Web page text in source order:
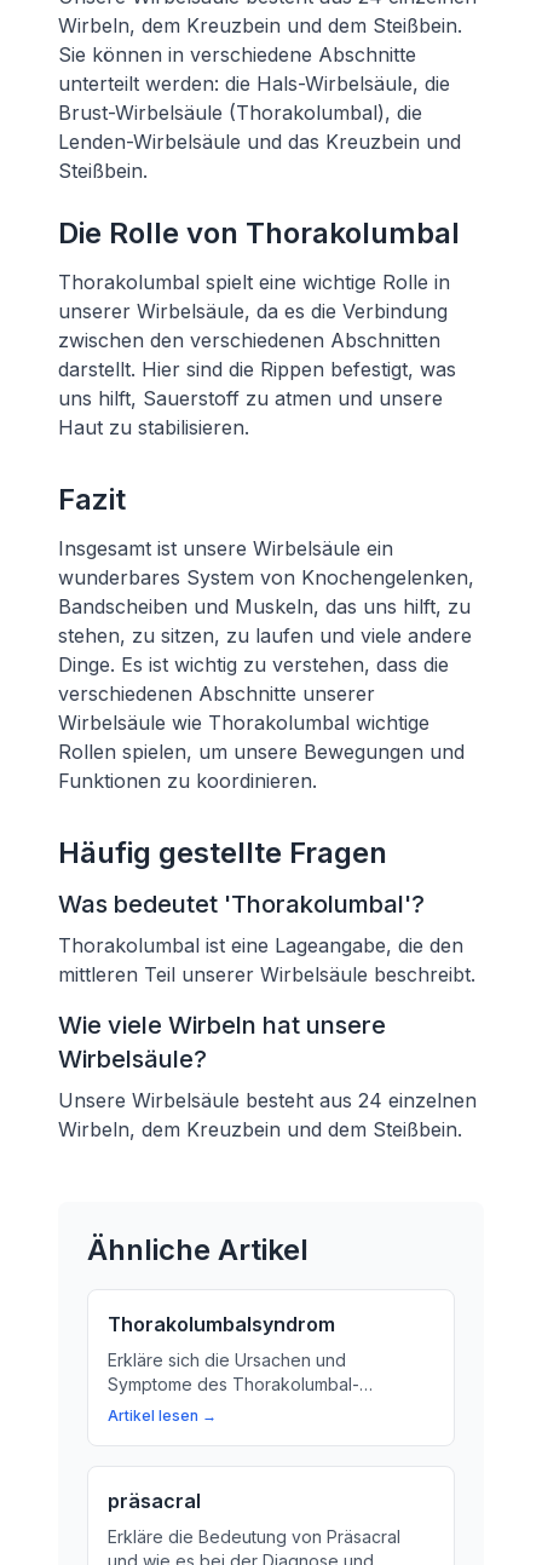
Wirbeln, dem Kreuzbein und dem Steißbein.
Sie können in verschiedene Abschnitte
unterteilt werden: die Hals-Wirbelsäule, die
Brust-Wirbelsäule (Thorakolumbal), die
Lenden-Wirbelsäule und das Kreuzbein und
Steißbein.
Die Rolle von Thorakolumbal
Thorakolumbal spielt eine wichtige Rolle in
unserer Wirbelsäule, da es die Verbindung
zwischen den verschiedenen Abschnitten
darstellt. Hier sind die Rippen befestigt, was
uns hilft, Sauerstoff zu atmen und unsere
Haut zu stabilisieren.
Fazit
Insgesamt ist unsere Wirbelsäule ein
wunderbares System von Knochengelenken,
Bandscheiben und Muskeln, das uns hilft, zu
stehen, zu sitzen, zu laufen und viele andere
Dinge. Es ist wichtig zu verstehen, dass die
verschiedenen Abschnitte unserer
Wirbelsäule wie Thorakolumbal wichtige
Rollen spielen, um unsere Bewegungen und
Funktionen zu koordinieren.
Häufig gestellte Fragen
Was bedeutet 'Thorakolumbal'?
Thorakolumbal ist eine Lageangabe, die den
mittleren Teil unserer Wirbelsäule beschreibt.
Wie viele Wirbeln hat unsere
Wirbelsäule?
Unsere Wirbelsäule besteht aus 24 einzelnen
Wirbeln, dem Kreuzbein und dem Steißbein.
Ähnliche Artikel
Thorakolumbalsyndrom
Erkläre sich die Ursachen und
Symptome des Thorakolumbal-
Syndroms, eine Art von
condition.
Artikel lesen →
präsacral
Erkläre die Bedeutung von Präsacral
und wie es bei der Diagnose und